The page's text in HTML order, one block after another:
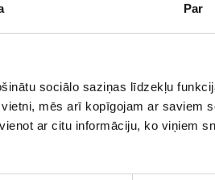
Par
sociālo saziņas līdzekļu
mēs arī kopīgojam ar saviem
ar citu informāciju, ko viņiem